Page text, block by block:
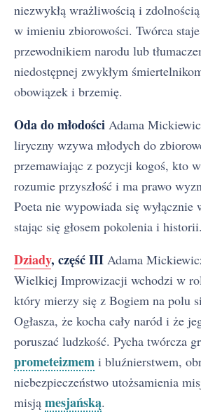
niezwykłą wrażliwością i
w imieniu zbiorowości. Twórca
przewodnikiem narodu lub
niedostępnej zwykłym
obowiązek i brzemię.
Oda do młodości Adama
liryczny wzywa młodych do
przemawiając z pozycji kogoś, kto
rozumie przyszłość i ma prawo
Poeta nie wypowiada się
stając się głosem pokolenia i historii.
Dziady, część III Adama
Wielkiej Improwizacji wchodzi w
który mierzy się z Bogiem na polu
Ogłasza, że kocha cały naród i że
poruszać ludzkość. Pycha twórcza
prometeizmem i bluźnierstwem,
niebezpieczeństwo utożsamienia
misją mesjańską.